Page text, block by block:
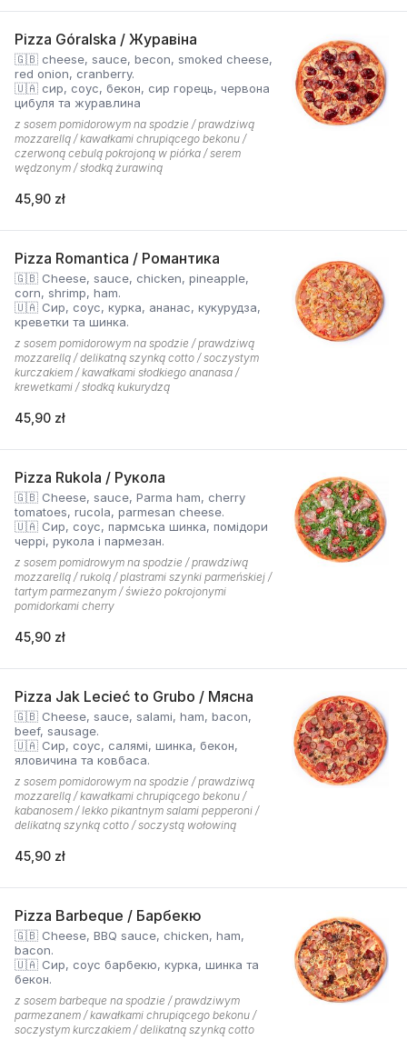
Pizza Góralska / Журавіна
🇬🇧 cheese, sauce, becon, smoked cheese,
red onion, cranberry.
🇺🇦 сир, соус, бекон, сир горець, червона
цибуля та журавлина
z sosem pomidorowym na spodzie / prawdziwą
mozzarellą / kawałkami chrupiącego bekonu /
czerwoną cebulą pokrojoną w piórka / serem
wędzonym / słodką żurawiną
45,90 zł
Pizza Romantica / Романтика
🇬🇧 Cheese, sauce, chicken, pineapple,
corn, shrimp, ham.
🇺🇦 Сир, соус, курка, ананас, кукурудза,
креветки та шинка.
z sosem pomidorowym na spodzie / prawdziwą
mozzarellą / delikatną szynką cotto / soczystym
kurczakiem / kawałkami słodkiego ananasa /
krewetkami / słodką kukurydzą
45,90 zł
Pizza Rukola / Рукола
🇬🇧 Cheese, sauce, Parma ham, cherry
tomatoes, rucola, parmesan cheese.
🇺🇦 Сир, соус, пармська шинка, помідори
черрі, рукола і пармезан.
z sosem pomidrowym na spodzie / prawdziwą
mozzarellą / rukolą / plastrami szynki parmeńskiej /
tartym parmezanym / świeżo pokrojonymi
pomidorkami cherry
45,90 zł
Pizza Jak Lecieć to Grubo / Мясна
🇬🇧 Cheese, sauce, salami, ham, bacon,
beef, sausage.
🇺🇦 Сир, соус, салямі, шинка, бекон,
яловичина та ковбаса.
z sosem pomidorowym na spodzie / prawdziwą
mozzarellą / kawałkami chrupiącego bekonu /
kabanosem / lekko pikantnym salami pepperoni /
delikatną szynką cotto / soczystą wołowiną
45,90 zł
Pizza Barbeque / Барбекю
🇬🇧 Cheese, BBQ sauce, chicken, ham,
bacon.
🇺🇦 Сир, соус барбекю, курка, шинка та
бекон.
z sosem barbeque na spodzie / prawdziwym
parmezanem / kawałkami chrupiącego bekonu /
soczystym kurczakiem / delikatną szynką cotto